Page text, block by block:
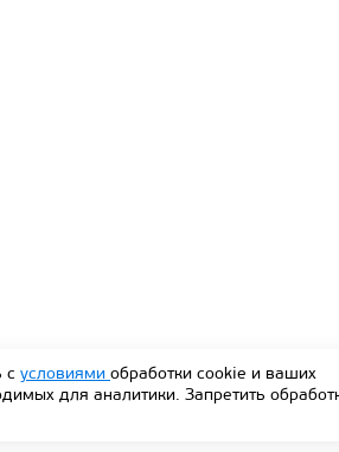
с условиями обработки cookie и ваших
для аналитики. Запретить